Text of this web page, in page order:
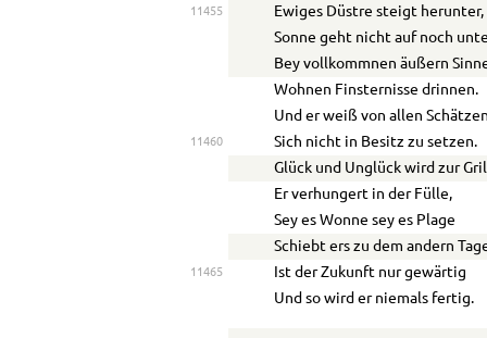
11455
Ewiges Düstre steigt herunter,
Sonne geht nicht auf noch
Bey vollkommnen äußern
Wohnen Finsternisse drinnen.
Und er weiß von allen
11460
Sich nicht in Besitz zu setzen.
Glück und Unglück wird zur
Er verhungert in der Fülle,
Sey es Wonne sey es Plage
Schiebt ers zu dem andern
11465
Ist der Zukunft nur gewärtig
Und so wird er niemals fertig.